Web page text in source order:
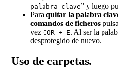
palabra clave” y luego
Para quitar la palabra
comandos de ficheros
vez COR + E. Al ser la
desprotegido de nuevo.
Uso de carpetas.